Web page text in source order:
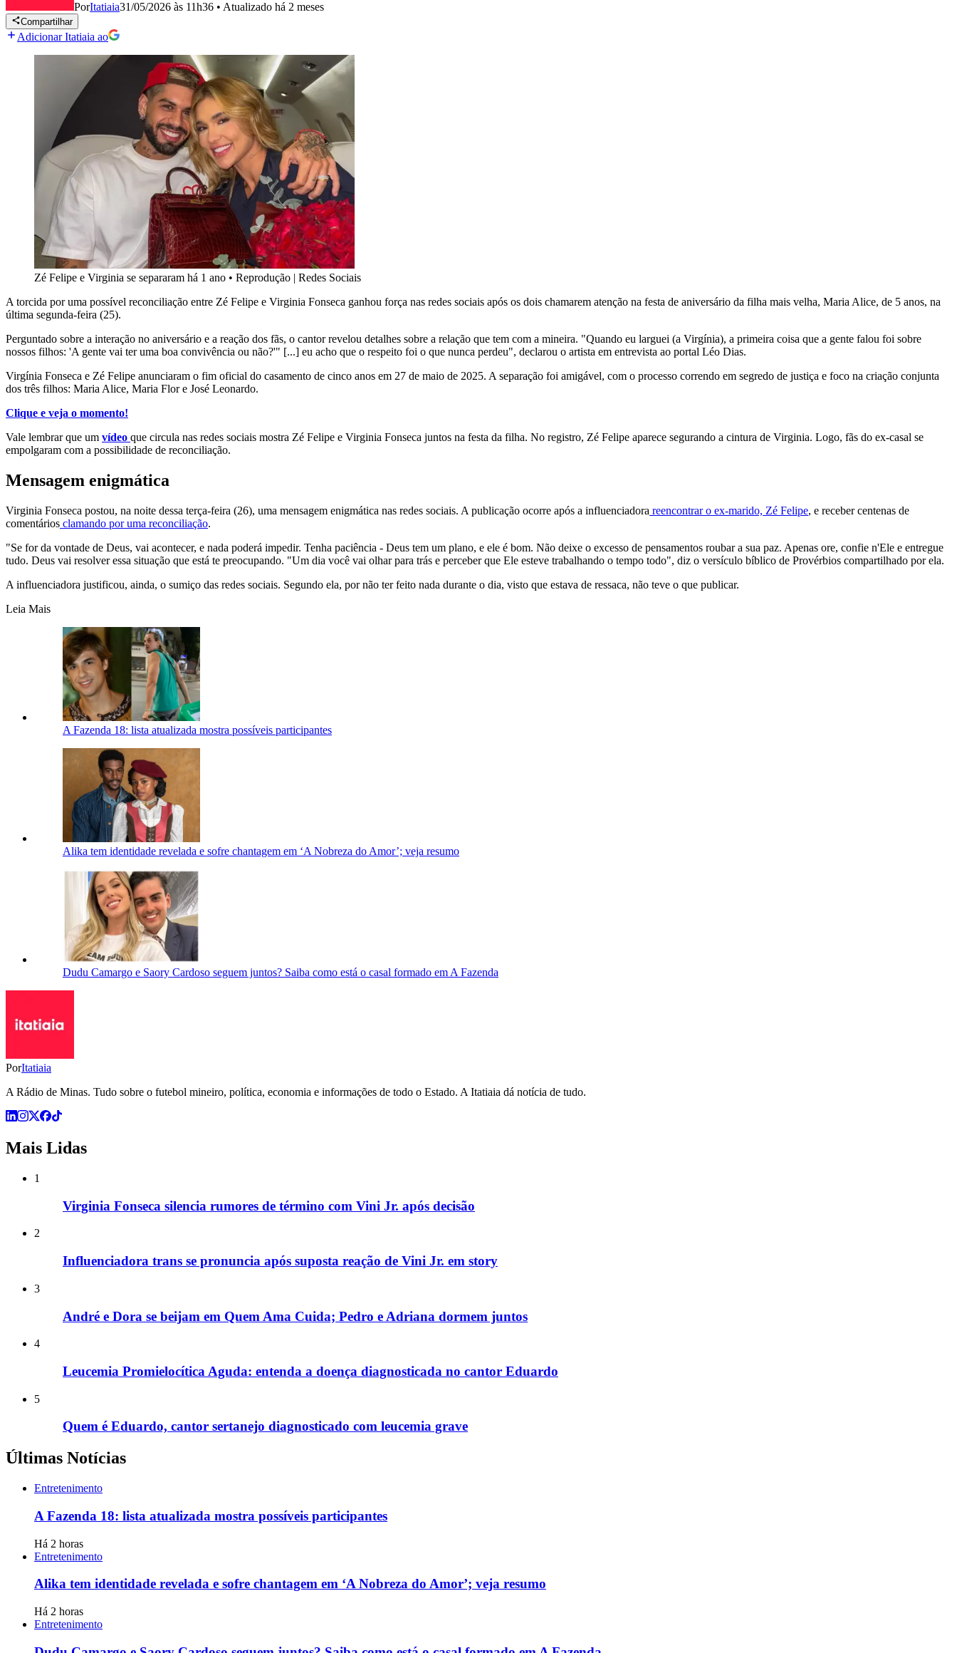
PorItatiaia31/05/2026 às 11h36 • Atualizado há 2 meses
Compartilhar
Adicionar Itatiaia ao
Zé Felipe e Virginia se separaram há 1 ano • Reprodução | Redes Sociais
A torcida por uma possível reconciliação entre Zé Felipe e Virginia Fonseca ganhou força nas redes sociais após os dois chamarem atenção na festa de aniversário da filha mais velha, Maria Alice, de 5 anos, na
última segunda-feira (25).
Perguntado sobre a interação no aniversário e a reação dos fãs, o cantor revelou detalhes sobre a relação que tem com a mineira. "Quando eu larguei (a Virgínia), a primeira coisa que a gente falou foi sobre
nossos filhos: 'A gente vai ter uma boa convivência ou não?'" [...] eu acho que o respeito foi o que nunca perdeu", declarou o artista em entrevista ao portal Léo Dias.
Virgínia Fonseca e Zé Felipe anunciaram o fim oficial do casamento de cinco anos em 27 de maio de 2025. A separação foi amigável, com o processo correndo em segredo de justiça e foco na criação conjunta
dos três filhos: Maria Alice, Maria Flor e José Leonardo.
Clique e veja o momento!
Vale lembrar que um vídeo que circula nas redes sociais mostra Zé Felipe e Virginia Fonseca juntos na festa da filha. No registro, Zé Felipe aparece segurando a cintura de Virginia. Logo, fãs do ex-casal se
empolgaram com a possibilidade de reconciliação.
Mensagem enigmática
Virginia Fonseca postou, na noite dessa terça-feira (26), uma mensagem enigmática nas redes sociais. A publicação ocorre após a influenciadora reencontrar o ex-marido, Zé Felipe, e receber centenas de
comentários clamando por uma reconciliação.
"Se for da vontade de Deus, vai acontecer, e nada poderá impedir. Tenha paciência - Deus tem um plano, e ele é bom. Não deixe o excesso de pensamentos roubar a sua paz. Apenas ore, confie n'Ele e entregue
tudo. Deus vai resolver essa situação que está te preocupando. "Um dia você vai olhar para trás e perceber que Ele esteve trabalhando o tempo todo", diz o versículo bíblico de Provérbios compartilhado por ela.
A influenciadora justificou, ainda, o sumiço das redes sociais. Segundo ela, por não ter feito nada durante o dia, visto que estava de ressaca, não teve o que publicar.
Leia Mais
A Fazenda 18: lista atualizada mostra possíveis participantes
Alika tem identidade revelada e sofre chantagem em ‘A Nobreza do Amor’; veja resumo
Dudu Camargo e Saory Cardoso seguem juntos? Saiba como está o casal formado em A Fazenda
PorItatiaia
A Rádio de Minas. Tudo sobre o futebol mineiro, política, economia e informações de todo o Estado. A Itatiaia dá notícia de tudo.
Mais Lidas
1
Virginia Fonseca silencia rumores de término com Vini Jr. após decisão
2
Influenciadora trans se pronuncia após suposta reação de Vini Jr. em story
3
André e Dora se beijam em Quem Ama Cuida; Pedro e Adriana dormem juntos
4
Leucemia Promielocítica Aguda: entenda a doença diagnosticada no cantor Eduardo
5
Quem é Eduardo, cantor sertanejo diagnosticado com leucemia grave
Últimas Notícias
Entretenimento
A Fazenda 18: lista atualizada mostra possíveis participantes
Há 2 horas
Entretenimento
Alika tem identidade revelada e sofre chantagem em ‘A Nobreza do Amor’; veja resumo
Há 2 horas
Entretenimento